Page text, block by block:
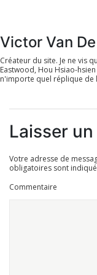
Victor Van
Créateur du site. Je ne vis
Eastwood, Hou Hsiao-
n'importe quel réplique de
Laisser
Votre adresse de
obligatoires sont
Commentaire